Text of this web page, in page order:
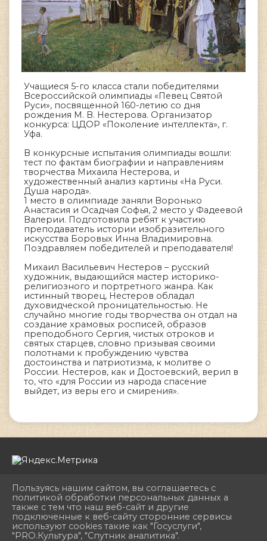
Учащиеся 5-го класса стали победителями
Всероссийской олимпиады «Певец Святой
Руси», посвященной 160-летию со дня
рождения М. В. Нестерова. Организатор
конкурса: ЦДОР «Поколение интеллекта», г.
Уфа.
В конкурсные испытания олимпиады вошли:
тест по фактам биографии и направлениям
творчества Михаила Нестерова, и
художественный анализ картины «На Руси.
Душа народа».
1 место в олимпиаде заняли Воронько
Анастасия и Осадчая Софья, 2 место у Фадеевой
Валерии. Подготовила ребят к участию
преподаватель истории изобразительного
искусства Боровых Инна Владимировна.
Поздравляем победителей и преподавателя!
Михаил Васильевич Нестеров – русский
художник, выдающийся мастер историко-
религиозного и портретного жанра. Как
истинный творец, Нестеров обладал
духовидческой проницательностью. Не
случайно многие годы творчества он отдал на
создание храмовых росписей, образов
преподобного Сергия, чистых отроков и
святых старцев, словно призывая своими
полотнами к пробуждению чувства
достоинства и патриотизма, к молитве о
России. Нестеров, как и Достоевский, верил в
то, что «для России из народа спасение
выйдет, из веры его и смирения».
2026 г. dhshkemerovo.ru
Вход
Пользуясь нашим сайтом, вы соглашаетесь с
политикой обработки персональных данных а
также с тем что наш веб-сайт и другие
подключенные к веб-сайту сторонние сервисы
используют cookies такие как "Госуслуги",
"PRO.Культура", "Спутник аналитика".